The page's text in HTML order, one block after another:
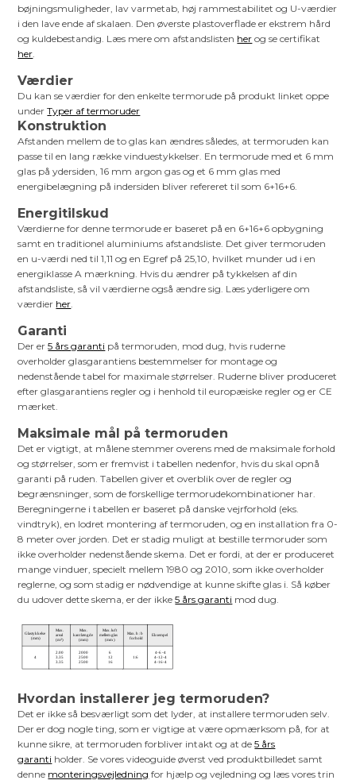
bøjningsmuligheder, lav varmetab, høj rammestabilitet og U-værdier
i den lave ende af skalaen. Den øverste plastoverflade er ekstrem hård
og kuldebestandig. Læs mere om afstandslisten her og se certifikat
her
Værdier
Du kan se værdier for den enkelte termorude på produkt linket oppe
underTyper af termoruder
Konstruktion
Afstanden mellem de to glas kan ændres således, at termoruden kan
passe til en lang række vinduestykkelser. En termorude med et 6 mm
glas på ydersiden, 16 mm argon gas og et 6 mm glas med
energibelægning på indersiden bliver refereret til som 6+16+6.
Energitilskud
Værdierne for denne termorude er baseret på en 6+16+6 opbygning
samt en traditionel aluminiums afstandsliste. Det giver termoruden
en u-værdi ned til 1,11 og en Egref på 25,10, hvilket munder ud i en
energiklasse A mærkning. Hvis du ændrer på tykkelsen af din
afstandsliste, så vil værdierne også ændre sig. Læs yderligere om
værdier her
Garanti
Der er5 års garanti på termoruden, mod dug, hvis ruderne
overholder glasgarantiens bestemmelser for montage og
nedenstående tabel for maximale størrelser. Ruderne bliver produceret
efter glasgarantiens regler og i henhold til europæiske regler og er CE
mærket.
Maksimale mål på termoruden
Det er vigtigt, at målene stemmer overens med de maksimale forhold
og størrelser, som er fremvist i tabellen nedenfor, hvis du skal opnå
garanti på ruden. Tabellen giver et overblik over de regler og
begrænsninger, som de forskellige termorudekombinationer har.
Beregningerne i tabellen er baseret på danske vejrforhold (eks.
vindtryk), en lodret montering af termoruden, og en installation fra 0-
8 meter over jorden. Det er stadig muligt at bestille termoruder som
ikke overholder nedenstående skema. Det er fordi, at der er produceret
mange vinduer, specielt mellem 1980 og 2010, som ikke overholder
reglerne, og som stadig er nødvendige at kunne skifte glas i. Så køber
du udover dette skema, er der ikke5 års garanti mod dug.
Hvordan installerer jeg termoruden?
Det er ikke så besværligt som det lyder, at installere termoruden selv.
Der er dog nogle ting, som er vigtige at være opmærksom på, for at
kunne sikre, at termoruden forbliver intakt og at de5 års
garanti holder. Se vores videoguide øverst ved produktbilledet samt
denne monteringsvejledning for hjælp og vejledning og læs vores trin